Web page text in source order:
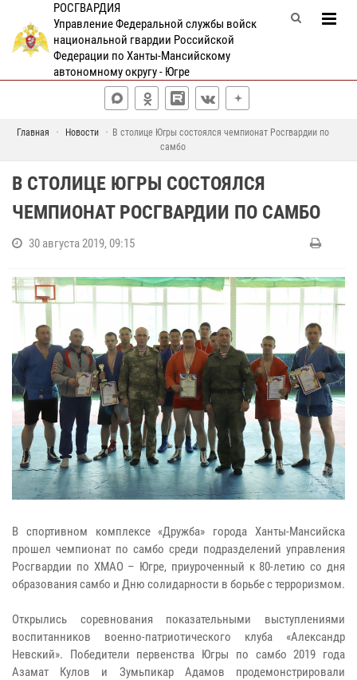
РОСГВАРДИЯ
Управление Федеральной службы войск
национальной гвардии Российской
Федерации по Ханты-Мансийскому
автономному округу - Югре
Главная Новости
В столице Югры состоялся чемпионат Росгвардии по
самбо
В СТОЛИЦЕ ЮГРЫ СОСТОЯЛСЯ
ЧЕМПИОНАТ РОСГВАРДИИ ПО САМБО
30 августа 2019, 09:15
В спортивном комплексе «Дружба» города Ханты-Мансийска
прошел чемпионат по самбо среди подразделений управления
Росгвардии по ХМАО – Югре, приуроченный к 80-летию со дня
образования самбо и Дню солидарности в борьбе с терроризмом.
Открылись соревнования показательными выступлениями
воспитанников военно-патриотического клуба «Александр
Невский». Победители первенства Югры по самбо 2019 года
Азамат Кулов и Зумьпикар Адамов продемонстрировали